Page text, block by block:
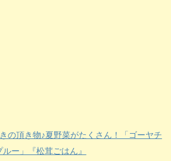
の頂き物♪夏野菜がたくさん！「ゴーヤチ
ルー」『松茸ごはん』